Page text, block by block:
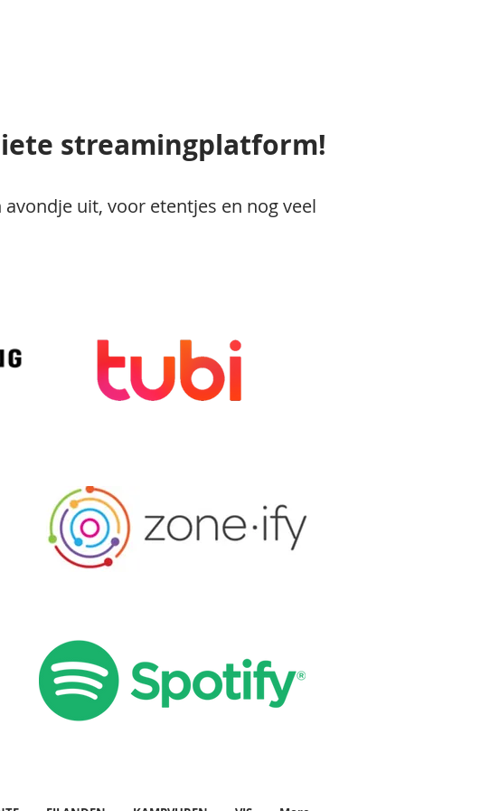
streamingplatform!
uit, voor etentjes en nog veel